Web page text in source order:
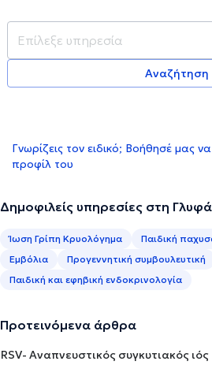
Αναζήτηση
Γνωρίζεις τον ειδικό; Βοήθησέ μας
προφίλ του
Δημοφιλείς υπηρεσίες στη
Ίωση Γρίπη Κρυολόγημα Παιδική
Εμβόλια
Προγεννητική συμβουλευτική
Παιδική και εφηβική ενδοκρινολογία
Προτεινόμενα άρθρα
RSV- Αναπνευστικός συγκυτιακός ιός